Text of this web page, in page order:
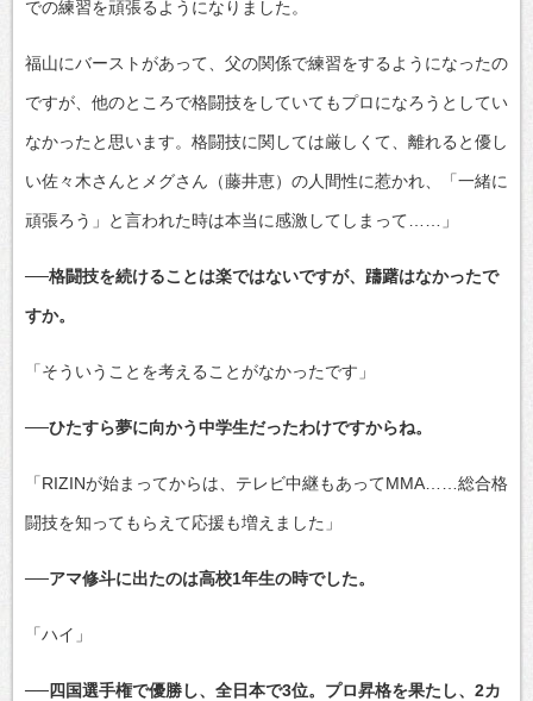
での練習を頑張るようになりました。
福山にバーストがあって、父の関係で練習をするようになったの
ですが、他のところで格闘技をしていてもプロになろうとしてい
なかったと思います。格闘技に関しては厳しくて、離れると優し
い佐々木さんとメグさん（藤井恵）の人間性に惹かれ、「一緒に
頑張ろう」と言われた時は本当に感激してしまって……」
──格闘技を続けることは楽ではないですが、躊躇はなかったで
すか。
「そういうことを考えることがなかったです」
──ひたすら夢に向かう中学生だったわけですからね。
「RIZINが始まってからは、テレビ中継もあってMMA……総合格
闘技を知ってもらえて応援も増えました」
──アマ修斗に出たのは高校1年生の時でした。
「ハイ」
──四国選手権で優勝し、全日本で3位。プロ昇格を果たし、2カ